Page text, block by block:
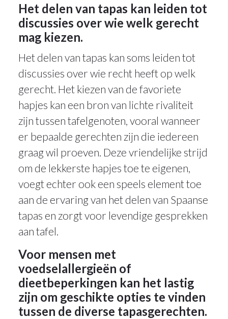
Het delen van tapas kan leiden tot
discussies over wie welk gerecht
mag kiezen.
Het delen van tapas kan soms leiden tot
discussies over wie recht heeft op welk
gerecht. Het kiezen van de favoriete
hapjes kan een bron van lichte rivaliteit
zijn tussen tafelgenoten, vooral wanneer
er bepaalde gerechten zijn die iedereen
graag wil proeven. Deze vriendelijke strijd
om de lekkerste hapjes toe te eigenen,
voegt echter ook een speels element toe
aan de ervaring van het delen van Spaanse
tapas en zorgt voor levendige gesprekken
aan tafel.
Voor mensen met
voedselallergieën of
dieetbeperkingen kan het lastig
zijn om geschikte opties te vinden
tussen de diverse tapasgerechten.